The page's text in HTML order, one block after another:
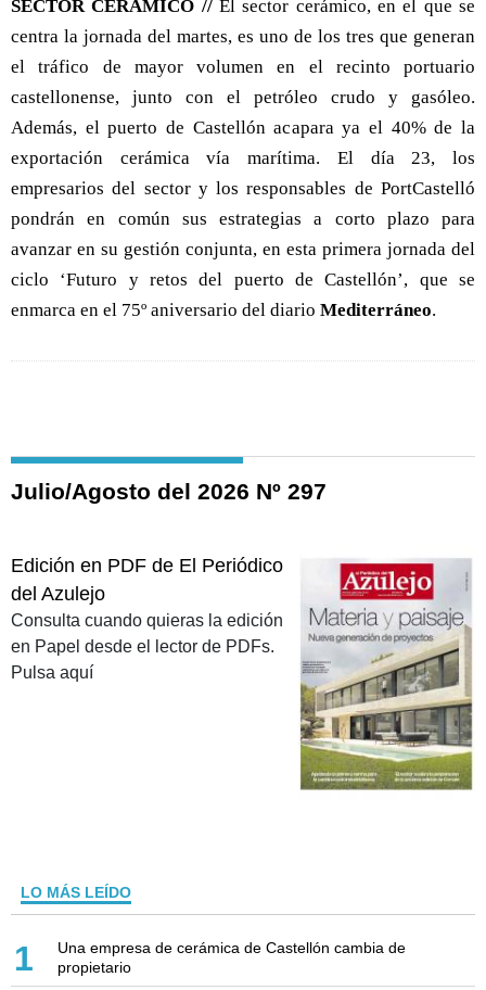
SECTOR CERÁMICO // El sector cerámico, en el que se
centra la jornada del martes, es uno de los tres que generan
el tráfico de mayor volumen en el recinto portuario
castellonense, junto con el petróleo crudo y gasóleo.
Además, el puerto de Castellón acapara ya el 40% de la
exportación cerámica vía marítima. El día 23, los
empresarios del sector y los responsables de PortCastelló
pondrán en común sus estrategias a corto plazo para
avanzar en su gestión conjunta, en esta primera jornada del
ciclo ‘Futuro y retos del puerto de Castellón’, que se
enmarca en el 75º aniversario del diario Mediterráneo.
Julio/Agosto del 2026 Nº 297
Edición en PDF de El Periódico
del Azulejo
Consulta cuando quieras la edición
en Papel desde el lector de PDFs.
Pulsa aquí
LO MÁS LEÍDO
1
Una empresa de cerámica de Castellón cambia de
propietario